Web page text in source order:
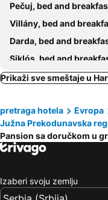
Pečuj, bed and
Villány, bed and
Darda, bed and
Siklós, bed and
Villánykövesd, bed and
Kisharsány, bed and
Abaliget, bed and
Draž, bed and breakfasts
Prikaži sve smeštaje u
pretraga hotela Evropa
Južna Prekodunavska
Pansion sa doručkom u
Izaberi svoju zemlju